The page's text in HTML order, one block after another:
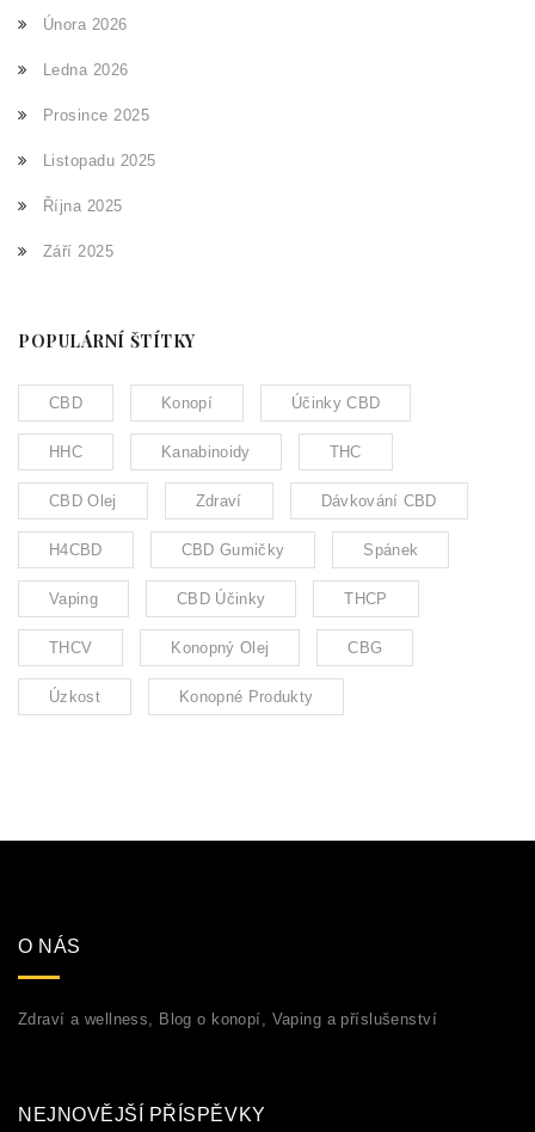
Února 2026
Ledna 2026
Prosince 2025
Listopadu 2025
Října 2025
Září 2025
POPULÁRNÍ ŠTÍTKY
CBD Konopí Účinky CBD
HHC Kanabinoidy THC
CBD Olej Zdraví Dávkování CBD
H4CBD CBD Gumičky Spánek
Vaping CBD Účinky THCP
THCV Konopný Olej CBG
Úzkost Konopné Produkty
O NÁS
Zdraví a wellness, Blog o konopí, Vaping a příslušenství
NEJNOVĚJŠÍ PŘÍSPĚVKY